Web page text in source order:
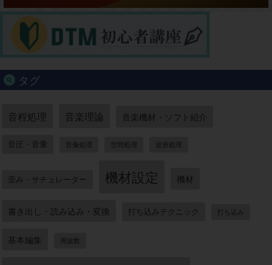
タグ
音程処理 音楽理論 音楽機材・ソフト紹介
音圧・音量 音像処理 空間処理 波形処理
歪み・サチュレーター 機材設定 機材
書き出し・読み込み・変換 打ち込みテクニック 打ち込み
基本編集 周波数